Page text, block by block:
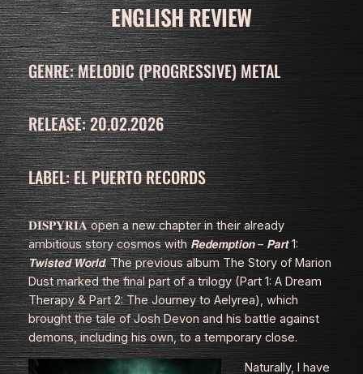
ENGLISH REVIEW
GENRE: MELODIC (PROGRESSIVE) METAL
RELEASE: 20.02.2026
LABEL: EL PUERTO RECORDS
𝐃𝐈𝐒𝐏𝐘𝐑𝐈𝐀 open a new chapter in their already
ambitious story cosmos with 𝙍𝙚𝙙𝙚𝙢𝙥𝙩𝙞𝙤𝙣 – 𝙋𝙖𝙧𝙩 1:
𝙏𝙬𝙞𝙨𝙩𝙚𝙙 𝙒𝙤𝙧𝙡𝙙. The previous album The Story of Marion
Dustmarked the final part of a trilogy (Part 1: A Dream
Therapy& Part 2:The Journey to Aelyrea), which
brought the tale of Josh Devon and his battle against
demons, including his own, to a temporary close.
Naturally, I have